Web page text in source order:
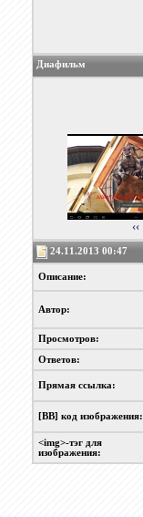
Диафильм
‹‹
24.11.2013 00:47
Описание:
Автор:
Просмотров:
Ответов:
Прямая ссылка:
[BB] код изображения:
<img>-тэг для
изображения: